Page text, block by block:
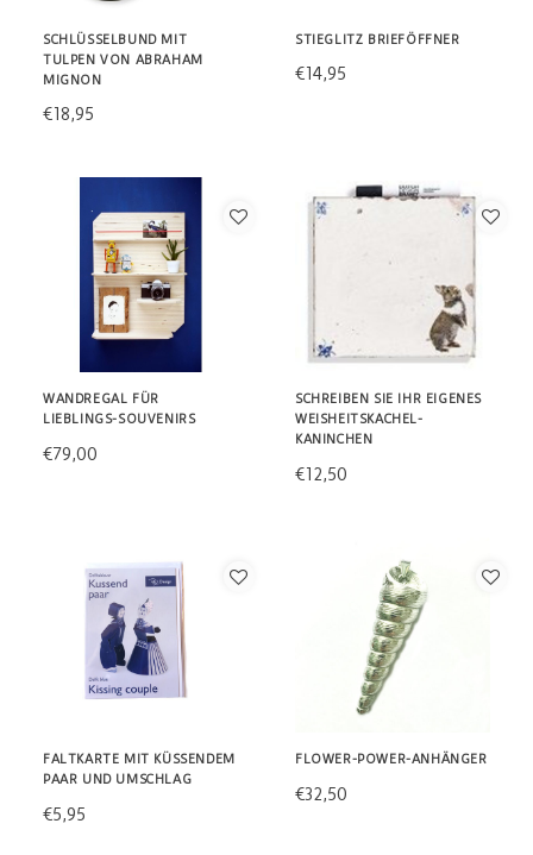
SCHLÜSSELBUND MIT
TULPEN VON ABRAHAM
MIGNON
€18,95
STIEGLITZ BRIEFÖFFNER
€14,95
WANDREGAL FÜR
LIEBLINGS-SOUVENIRS
€79,00
SCHREIBEN SIE IHR EIGENES
WEISHEITSKACHEL-
KANINCHEN
€12,50
FALTKARTE MIT KÜSSENDEM
PAAR UND UMSCHLAG
€5,95
FLOWER-POWER-ANHÄNGER
€32,50